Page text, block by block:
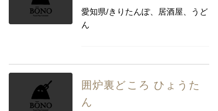
兵庫県 奈良県 和歌山県
徳島県 香川県 愛媛県 高知県
愛知県/きりたんぽ、居酒屋、うど
ん
囲炉裏どころ ひょうた
ん